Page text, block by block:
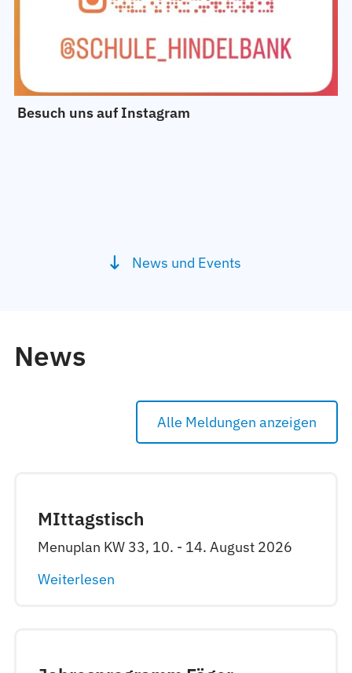
Besuch uns auf Instagram
News und Events
News
Alle Meldungen anzeigen
MIttagstisch
Menuplan KW 33, 10. - 14. August 2026
Weiterlesen